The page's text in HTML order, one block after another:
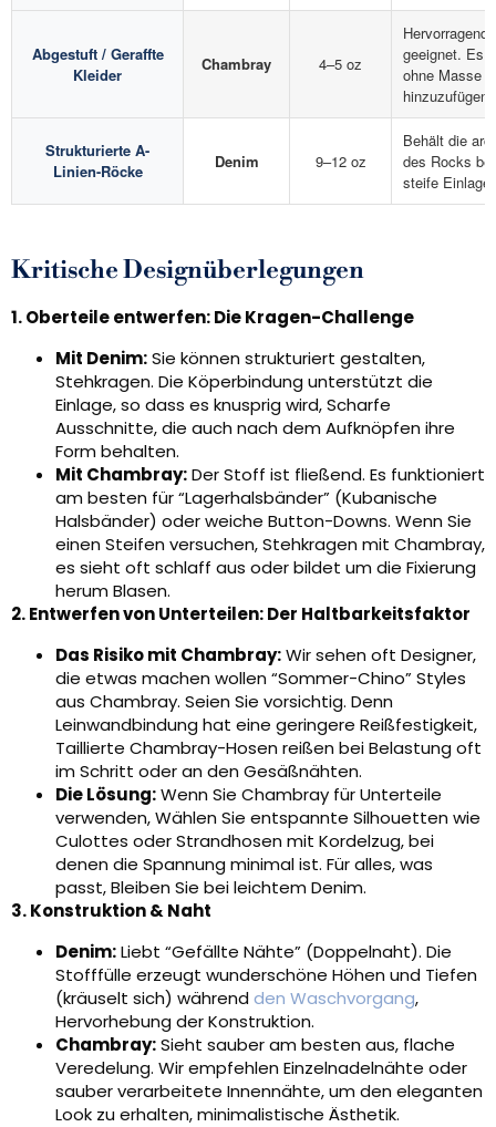
Abgestuft / Geraffte
Kleider
Chambray 4–5 oz
geeignet. Es
ohne Masse
hinzuzufügen.
Strukturierte A-
Linien-Röcke
Denim 9–12 oz
Behält die
des Rocks
steife Einlage
Kritische Designüberlegungen
1. Oberteile entwerfen: Die Kragen-Challenge
Mit Denim:Sie können strukturiert gestalten,
Stehkragen. Die Köperbindung unterstützt die
Einlage, so dass es knusprig wird, Scharfe
Ausschnitte, die auch nach dem Aufknöpfen ihre
Form behalten.
Mit Chambray:Der Stoff ist fließend. Es funktioniert
am besten für “Lagerhalsbänder” (Kubanische
Halsbänder) oder weiche Button-Downs. Wenn Sie
einen Steifen versuchen, Stehkragen mit Chambray,
es sieht oft schlaff aus oder bildet um die Fixierung
herum Blasen.
2. Entwerfen von Unterteilen: Der Haltbarkeitsfaktor
Das Risiko mit Chambray:Wir sehen oft Designer,
die etwas machen wollen “Sommer-Chino” Styles
aus Chambray. Seien Sie vorsichtig. Denn
Leinwandbindung hat eine geringere Reißfestigkeit,
Taillierte Chambray-Hosen reißen bei Belastung oft
im Schritt oder an den Gesäßnähten.
Die Lösung:Wenn Sie Chambray für Unterteile
verwenden, Wählen Sie entspannte Silhouetten wie
Culottes oder Strandhosen mit Kordelzug, bei
denen die Spannung minimal ist. Für alles, was
passt, Bleiben Sie bei leichtem Denim.
3. Konstruktion & Naht
Denim:Liebt “Gefällte Nähte” (Doppelnaht). Die
Stofffülle erzeugt wunderschöne Höhen und Tiefen
(kräuselt sich) während den Waschvorgang,
Hervorhebung der Konstruktion.
Chambray:Sieht sauber am besten aus, flache
Veredelung. Wir empfehlen Einzelnadelnähte oder
sauber verarbeitete Innennähte, um den eleganten
Look zu erhalten, minimalistische Ästhetik.